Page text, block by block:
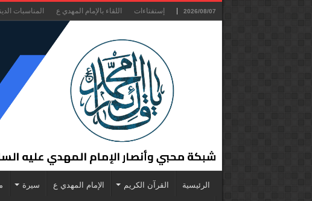
2026/08/07 إستفتاءات اللقاء بالإمام المهدي ع المناسبات
الرئيسية القرآن الكريم الإمام المهدي ع سيرة